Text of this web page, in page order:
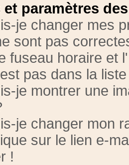
et paramètres
je changer mes
sont pas
fuseau horaire et
pas dans la
je montrer une
je changer mon
sur le lien e-
!